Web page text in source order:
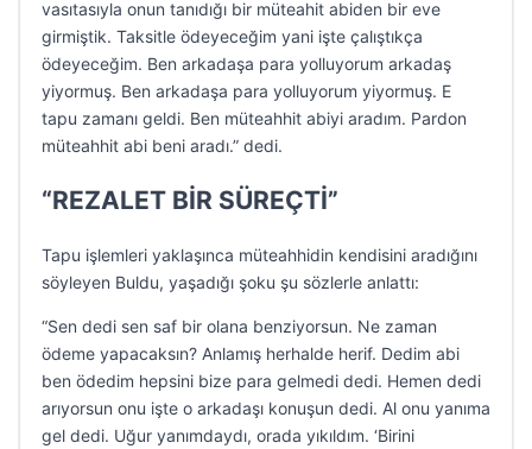
vasıtasıyla onun tanıdığı bir müteahit abiden bir eve
girmiştik. Taksitle ödeyeceğim yani işte çalıştıkça
ödeyeceğim. Ben arkadaşa para yolluyorum arkadaş
yiyormuş. Ben arkadaşa para yolluyorum yiyormuş. E
tapu zamanı geldi. Ben müteahhit abiyi aradım. Pardon
müteahhit abi beni aradı.” dedi.
“REZALET BİR SÜREÇTİ”
Tapu işlemleri yaklaşınca müteahhidin kendisini aradığını
söyleyen Buldu, yaşadığı şoku şu sözlerle anlattı:
“Sen dedi sen saf bir olana benziyorsun. Ne zaman
ödeme yapacaksın? Anlamış herhalde herif. Dedim abi
ben ödedim hepsini bize para gelmedi dedi. Hemen dedi
arıyorsun onu işte o arkadaşı konuşun dedi. Al onu yanıma
gel dedi. Uğur yanımdaydı, orada yıkıldım. ‘Birini